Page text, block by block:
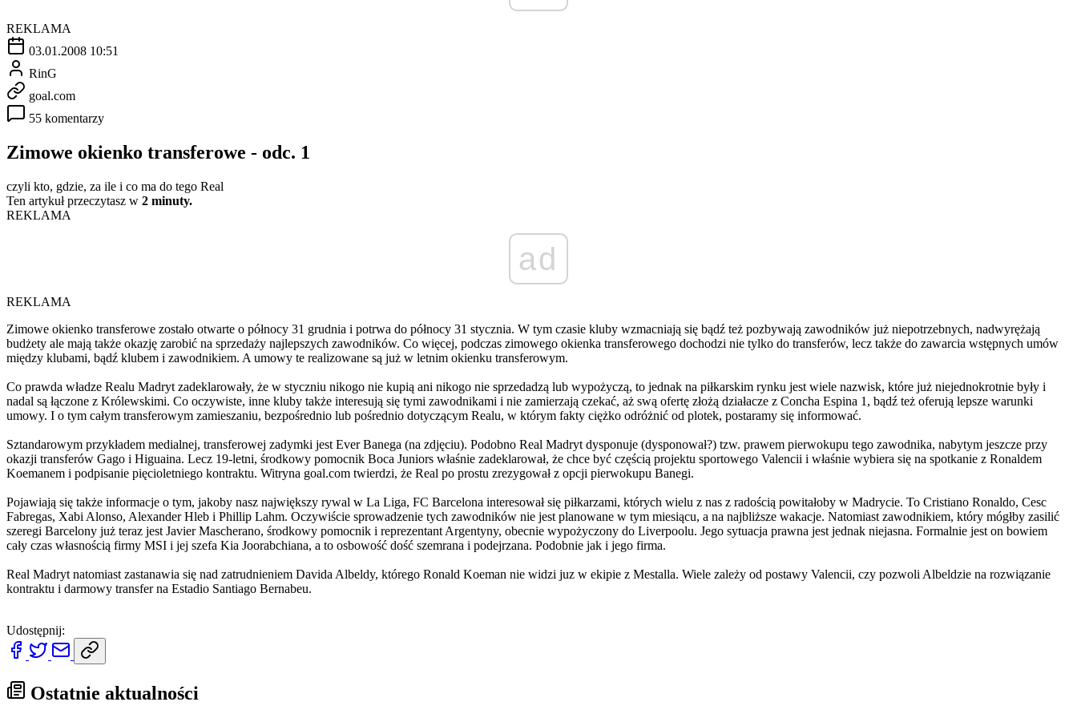
REKLAMA
03.01.2008 10:51
RinG
goal.com
55 komentarzy
Zimowe okienko transferowe - odc. 1
czyli kto, gdzie, za ile i co ma do tego Real
Ten artykuł przeczytasz w 2 minuty.
REKLAMA
ad
REKLAMA
Zimowe okienko transferowe zostało otwarte o północy 31 grudnia i potrwa do północy 31 stycznia. W tym czasie kluby wzmacniają się bądź też pozbywają zawodników już niepotrzebnych, nadwyrężają
budżety ale mają także okazję zarobić na sprzedaży najlepszych zawodników. Co więcej, podczas zimowego okienka transferowego dochodzi nie tylko do transferów, lecz także do zawarcia wstępnych umów
między klubami, bądź klubem i zawodnikiem. A umowy te realizowane są już w letnim okienku transferowym.
Co prawda władze Realu Madryt zadeklarowały, że w styczniu nikogo nie kupią ani nikogo nie sprzedadzą lub wypożyczą, to jednak na piłkarskim rynku jest wiele nazwisk, które już niejednokrotnie były i
nadal są łączone z Królewskimi. Co oczywiste, inne kluby także interesują się tymi zawodnikami i nie zamierzają czekać, aż swą ofertę złożą działacze z Concha Espina 1, bądź też oferują lepsze warunki
umowy. I o tym całym transferowym zamieszaniu, bezpośrednio lub pośrednio dotyczącym Realu, w którym fakty ciężko odróżnić od plotek, postaramy się informować.
Sztandarowym przykładem medialnej, transferowej zadymki jest Ever Banega (na zdjęciu). Podobno Real Madryt dysponuje (dysponował?) tzw. prawem pierwokupu tego zawodnika, nabytym jeszcze przy
okazji transferów Gago i Higuaina. Lecz 19-letni, środkowy pomocnik Boca Juniors właśnie zadeklarował, że chce być częścią projektu sportowego Valencii i właśnie wybiera się na spotkanie z Ronaldem
Koemanem i podpisanie pięcioletniego kontraktu. Witryna goal.com twierdzi, że Real po prostu zrezygował z opcji pierwokupu Banegi.
Pojawiają się także informacje o tym, jakoby nasz największy rywal w La Liga, FC Barcelona interesował się piłkarzami, których wielu z nas z radością powitałoby w Madrycie. To Cristiano Ronaldo, Cesc
Fabregas, Xabi Alonso, Alexander Hleb i Phillip Lahm. Oczywiście sprowadzenie tych zawodników nie jest planowane w tym miesiącu, a na najbliższe wakacje. Natomiast zawodnikiem, który mógłby zasilić
szeregi Barcelony już teraz jest Javier Mascherano, środkowy pomocnik i reprezentant Argentyny, obecnie wypożyczony do Liverpoolu. Jego sytuacja prawna jest jednak niejasna. Formalnie jest on bowiem
cały czas własnością firmy MSI i jej szefa Kia Joorabchiana, a to osbowość dość szemrana i podejrzana. Podobnie jak i jego firma.
Real Madryt natomiast zastanawia się nad zatrudnieniem Davida Albeldy, którego Ronald Koeman nie widzi juz w ekipie z Mestalla. Wiele zależy od postawy Valencii, czy pozwoli Albeldzie na rozwiązanie
kontraktu i darmowy transfer na Estadio Santiago Bernabeu.
Udostępnij:
Ostatnie aktualności